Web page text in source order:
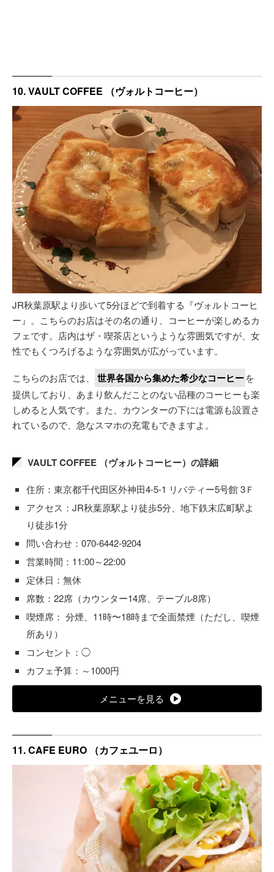
10. VAULT COFFEE （ヴォルトコーヒー）
JR秋葉原駅より歩いて5分ほどで到着する『ヴォルトコーヒ
ー』。こちらのお店はその名の通り、コーヒーが楽しめるカ
フェです。店内はザ・喫茶店というような雰囲気ですが、女
性でもくつろげるような雰囲気が広がっています。
こちらのお店では、 世界各国から集めた希少なコーヒーを
提供しており、あまり飲んだことのない品種のコーヒーも楽
しめると人気です。また、カウンターの下には電源も設置さ
れているので、急なスマホの充電もできますよ。
VAULT COFFEE （ヴォルトコーヒー）の詳細
住所：東京都千代田区外神田4-5-1 リバティー5号館 3Ｆ
アクセス：JR秋葉原駅より徒歩5分、地下鉄末広町駅よ
り徒歩1分
問い合わせ：070-6442-9204
営業時間：11:00～22:00
定休日：無休
席数：22席（カウンター14席、テーブル8席）
喫煙席： 分煙、11時〜18時まで全面禁煙（ただし、喫煙
所あり）
コンセント：◯
カフェ予算：～1000円
メニューを見る
11. CAFE EURO （カフェユーロ）